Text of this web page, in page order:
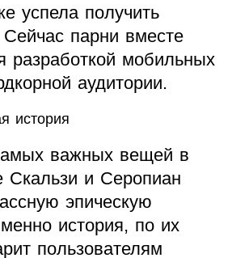
успела получить
Сейчас парни вместе
разработкой мобильных
аудитории.
история
важных вещей в
Скальзи и Серопиан
эпическую
история, по их
пользователям